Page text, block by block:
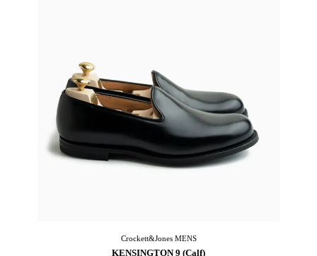
Crockett&JonesMENS
KENSINGTON 9 (Calf)